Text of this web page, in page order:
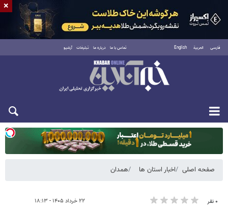
فارسی العربية English تماس با ما درباره ما تبلیغات آرشیو
یکشنبه ۱۸ مرداد ۱۴۰۵
صفحه اصلی اخبار استان ها همدان
۰ نفر ۲۲ خرداد ۱۴۰۵ - ۱۸:۱۳
×